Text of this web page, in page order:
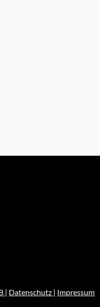
| Datenschutz | Impressum